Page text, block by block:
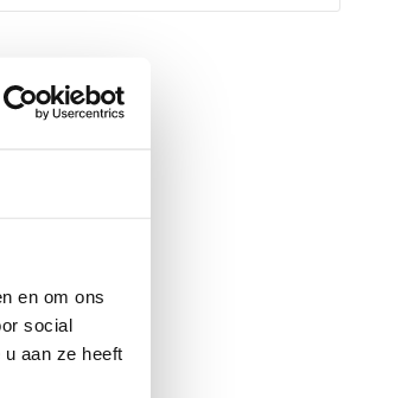
en om ons
social
aan ze heeft